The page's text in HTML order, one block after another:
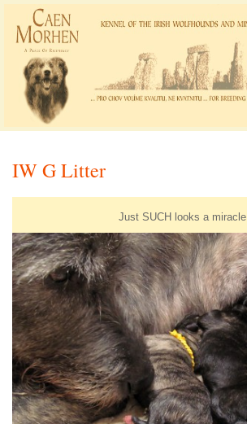
IW G Litter
Just SUCH looks a miracle